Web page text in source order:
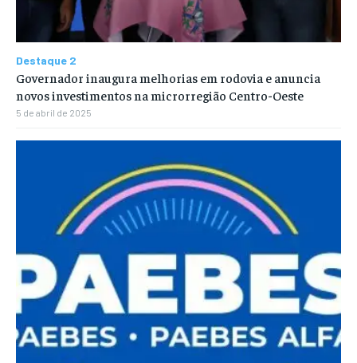
Destaque 2
Governador inaugura melhorias em rodovia e anuncia
novos investimentos na microrregião Centro-Oeste
5 de abril de 2025